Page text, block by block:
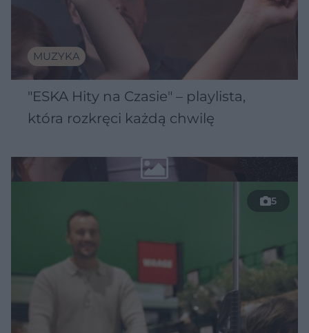
MUZYKA
"ESKA Hity na Czasie" – playlista,
która rozkręci każdą chwilę
5